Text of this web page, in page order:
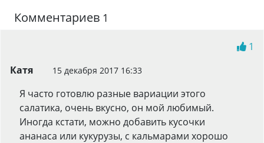
Комментариев 1
1
Катя
15 декабря 2017 16:33
Я часто готовлю разные вариации этого
салатика, очень вкусно, он мой любимый.
Иногда кстати, можно добавить кусочки
ананаса или кукурузы, с кальмарами хорошо